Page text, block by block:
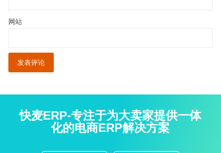
网站
快麦ERP-专注于为大卖家提供一体
化的电商ERP解决方案